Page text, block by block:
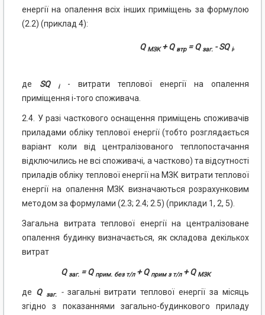
енергії на опалення всіх інших приміщень за формулою
(2.2) (приклад 4):
QМЗК+ Qвтр= Qзаг. - SQi,
де SQi
- витрати теплової енергії на опалення
приміщення i-того споживача.
2.4. У разі часткового оснащення приміщень споживачів
приладами обліку теплової енергії (тобто розглядається
варіант коли від централізованого теплопостачання
відключились не всі споживачі, а частково) та відсутності
приладів обліку теплової енергії на МЗК витрати теплової
енергії на опалення МЗК визначаються розрахунковим
методом за формулами (2.3; 2.4; 2.5) (приклади 1, 2, 5).
Загальна витрата теплової енергії на централізоване
опалення будинку визначається, як складова декількох
витрат
Qзаг. = Qприм. без т/л+ Qприм з т/л+ QМЗК
де Qзаг. - загальні витрати теплової енергії за місяць
згідно з показаннями загально-будинкового приладу